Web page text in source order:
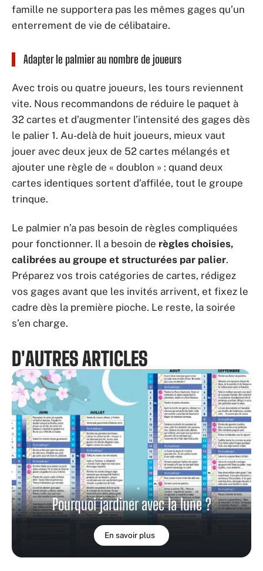
famille ne supportera pas les mêmes gages qu’un
enterrement de vie de célibataire.
Adapter le palmier au nombre de joueurs
Avec trois ou quatre joueurs, les tours reviennent
vite. Nous recommandons de réduire le paquet à
32 cartes et d’augmenter l’intensité des gages dès
le palier 1. Au-delà de huit joueurs, mieux vaut
jouer avec deux jeux de 52 cartes mélangés et
ajouter une règle de « doublon » : quand deux
cartes identiques sortent d’affilée, tout le groupe
trinque.
Le palmier n’a pas besoin de règles compliquées
pour fonctionner. Il a besoin de règles choisies,
calibrées au groupe et structurées par palier.
Préparez vos trois catégories de cartes, rédigez
vos gages avant que les invités arrivent, et fixez le
cadre dès la première pioche. Le reste, la soirée
s’en charge.
D'AUTRES ARTICLES
Pourquoi jardiner avec la lune ?
En savoir plus